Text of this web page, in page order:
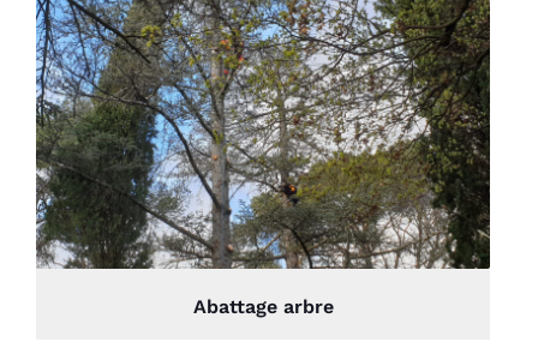
Abattage arbre